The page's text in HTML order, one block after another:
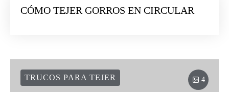
CÓMO TEJER GORROS EN CIRCULAR
4
TRUCOS PARA TEJER